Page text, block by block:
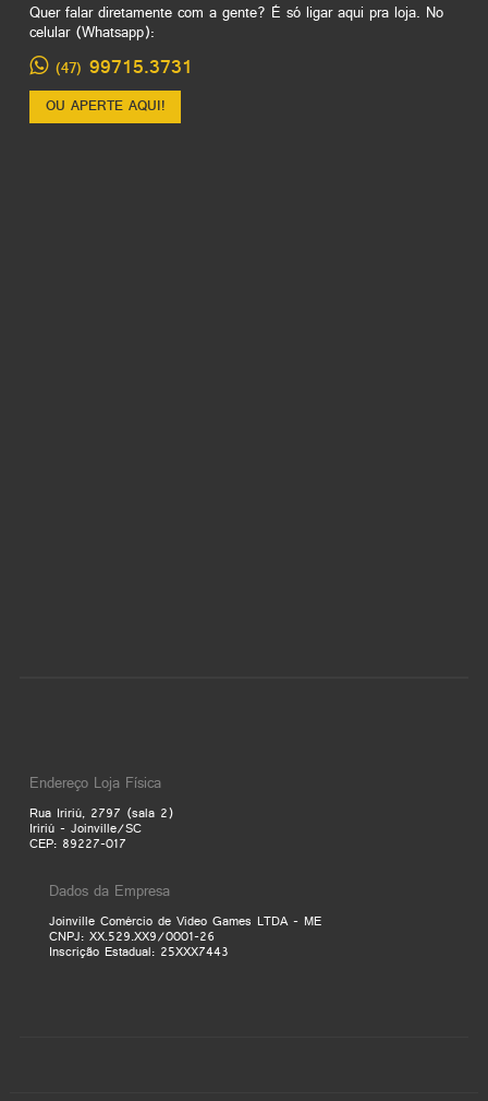
Quer falar diretamente com a gente? É só ligar aqui pra loja. No
celular (Whatsapp):
(47) 99715.3731
OU APERTE AQUI!
Endereço Loja Física
Rua Iririú, 2797 (sala 2)
Iririú - Joinville/SC
CEP: 89227-017
Dados da Empresa
Joinville Comércio de Video Games LTDA - ME
CNPJ: XX.529.XX9/0001-26
Inscrição Estadual: 25XXX7443